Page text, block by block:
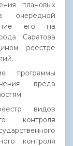
плановых
очередной
его на
Саратова
реестре
программы
вреда
видов
контроля
контроля